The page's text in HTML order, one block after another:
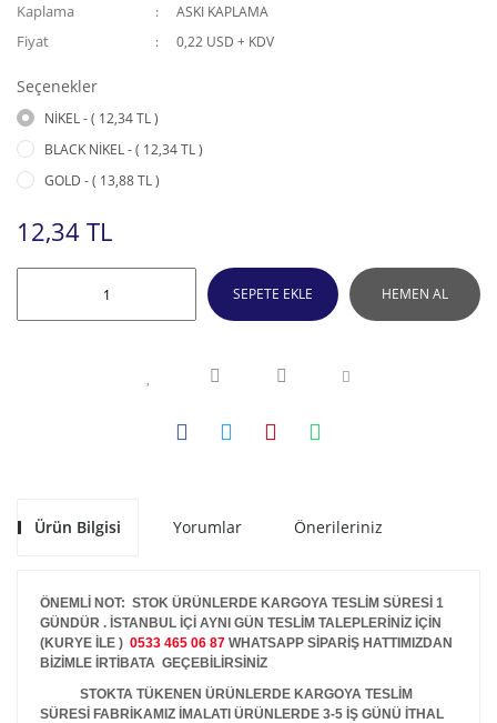
Kaplama ASKI KAPLAMA
Fiyat 0,22 USD + KDV
Seçenekler
NİKEL - ( 12,34 TL )
BLACK NİKEL - ( 12,34 TL )
GOLD - ( 13,88 TL )
12,34 TL
SEPETE EKLE HEMEN AL
Ürün Bilgisi Yorumlar Önerileriniz
ÖNEMLİ NOT: STOK ÜRÜNLERDE KARGOYA TESLİM SÜRESİ 1
GÜNDÜR . İSTANBUL İÇİ AYNI GÜN TESLİM TALEPLERİNİZ İÇİN
(KURYE İLE ) 0533 465 06 87 WHATSAPP SİPARİŞ HATTIMIZDAN
BİZİMLE İRTİBATA GEÇEBİLİRSİNİZ
STOKTA TÜKENEN ÜRÜNLERDE KARGOYA TESLİM
SÜRESİ FABRİKAMIZ İMALATI ÜRÜNLERDE 3-5 İŞ GÜNÜ İTHAL